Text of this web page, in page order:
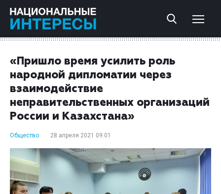
«Пришло время усилить роль
народной дипломатии через
взаимодействие
неправительственных организаций
России и Казахстана»
Общество 28 апреля 2021 09:01